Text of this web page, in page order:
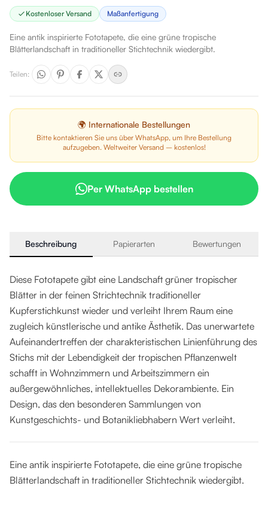
Kostenloser Versand Maßanfertigung
Eine antik inspirierte Fototapete, die eine grüne tropische
Blätterlandschaft in traditioneller Stichtechnik wiedergibt.
Teilen:
🌍 Internationale Bestellungen
Bitte kontaktieren Sie uns über WhatsApp, um Ihre Bestellung
aufzugeben. Weltweiter Versand – kostenlos!
Per WhatsApp bestellen
Beschreibung Papierarten Bewertungen
Diese Fototapete gibt eine Landschaft grüner tropischer
Blätter in der feinen Strichtechnik traditioneller
Kupferstichkunst wieder und verleiht Ihrem Raum eine
zugleich künstlerische und antike Ästhetik. Das unerwartete
Aufeinandertreffen der charakteristischen Linienführung des
Stichs mit der Lebendigkeit der tropischen Pflanzenwelt
schafft in Wohnzimmern und Arbeitszimmern ein
außergewöhnliches, intellektuelles Dekorambiente. Ein
Design, das den besonderen Sammlungen von
Kunstgeschichts- und Botanikliebhabern Wert verleiht.
Eine antik inspirierte Fototapete, die eine grüne tropische
Blätterlandschaft in traditioneller Stichtechnik wiedergibt.